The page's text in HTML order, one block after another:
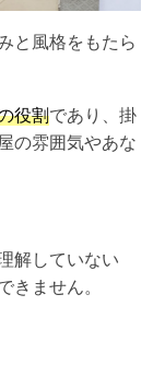
と風格をもたら
役割であり、掛
の雰囲気やあな
解していない
きません。